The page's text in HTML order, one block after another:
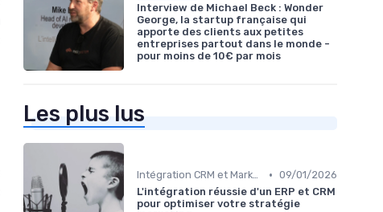
Interview de Michael Beck : Wonder
George, la startup française qui
apporte des clients aux petites
entreprises partout dans le monde -
pour moins de 10€ par mois
Les plus lus
Intégration CRM et Marketing • 09/01/2026
L'intégration réussie d'un ERP et CRM
pour optimiser votre stratégie